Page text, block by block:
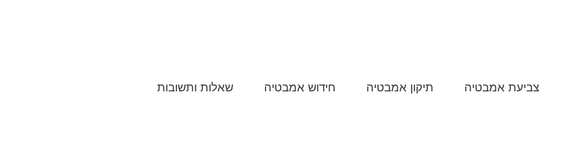
צביעת אמבטיה תיקון אמבטיה חידוש אמבטיה שאלות ותשובות